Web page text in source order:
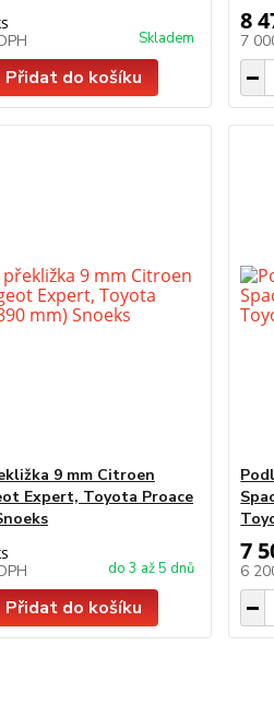
Skladem
Přidat do košíku
8
7
9 mm Citroen
Expert, Toyota Proace
do 3 až 5 dnů
Přidat do košíku
7
6